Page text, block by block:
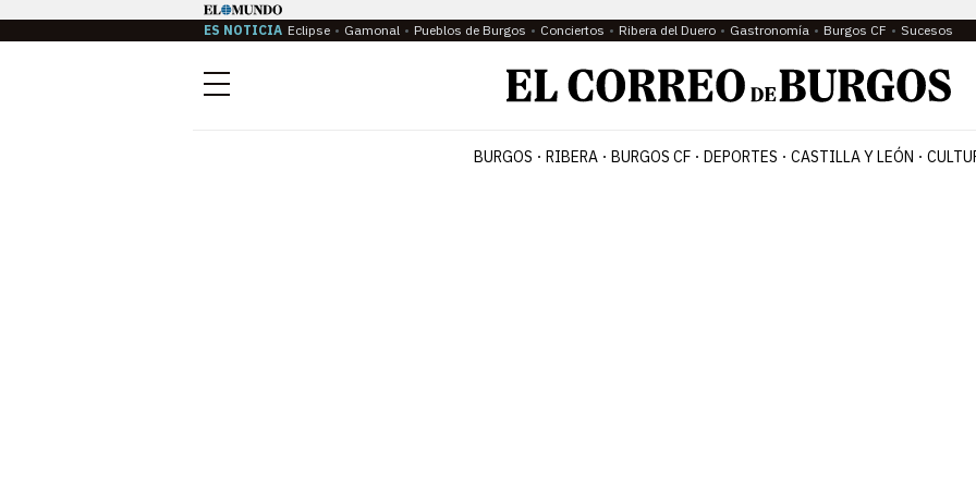
ES NOTICIA Eclipse Gamonal Pueblos de Burgos Conciertos Ribera del Duero Gastronomía Burgos CF Sucesos
Menú
BURGOS RIBERA BURGOS CF DEPORTES CASTILLA Y LEÓN